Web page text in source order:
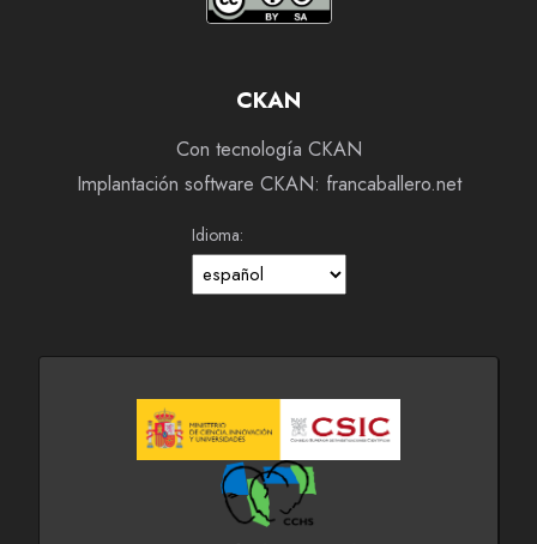
CKAN
Con tecnología CKAN
Implantación software CKAN: francaballero.net
Idioma